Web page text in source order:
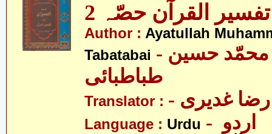
القرآن حصّہ 2
Author : Ayatullah
Tabatabai - آیت اللہ محمّد حسین
طباطبائی
Translator : رضا غدیری
Language : Urdu